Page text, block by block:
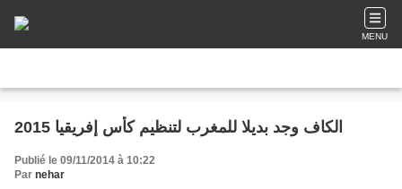
MENU
الكاف وجد بديلا للمغرب لتنظيم كأس إفريقيا 2015
Publié le 09/11/2014 à 10:22
Par nehar